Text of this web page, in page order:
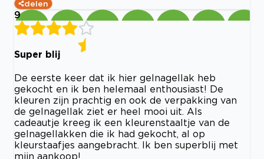
delen
9
Super blij
De eerste keer dat ik hier gelnagellak heb
gekocht en ik ben helemaal enthousiast! De
kleuren zijn prachtig en ook de verpakking van
de gelnagellak ziet er heel mooi uit. Als
cadeautje kreeg ik een kleurenstaaltje van de
gelnagellakken die ik had gekocht, al op
kleurstaafjes aangebracht. Ik ben superblij met
mijn aankoop!